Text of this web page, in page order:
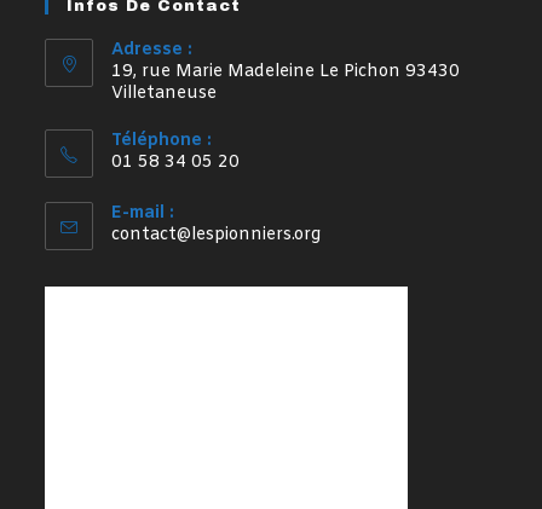
Infos De Contact
Adresse :
19, rue Marie Madeleine Le Pichon 93430
Villetaneuse
Téléphone :
01 58 34 05 20
E-mail :
contact@lespionniers.orgS’ouvre